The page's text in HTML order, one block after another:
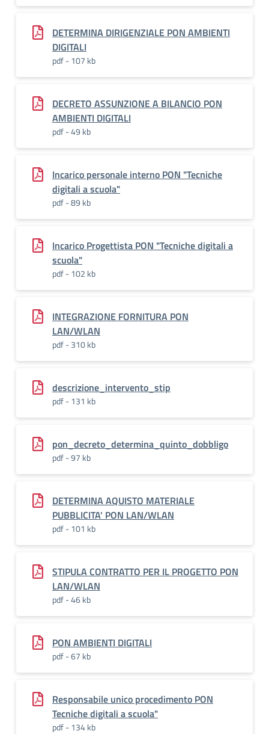
DETERMINA DIRIGENZIALE PON AMBIENTI
DIGITALI
pdf - 107 kb
DECRETO ASSUNZIONE A BILANCIO PON
AMBIENTI DIGITALI
pdf - 49 kb
Incarico personale interno PON "Tecniche
digitali a scuola"
pdf - 89 kb
Incarico Progettista PON "Tecniche digitali a
scuola"
pdf - 102 kb
INTEGRAZIONE FORNITURA PON
LAN/WLAN
pdf - 310 kb
descrizione_intervento_stip
pdf - 131 kb
pon_decreto_determina_quinto_dobbligo
pdf - 97 kb
DETERMINA AQUISTO MATERIALE
PUBBLICITA' PON LAN/WLAN
pdf - 101 kb
STIPULA CONTRATTO PER IL PROGETTO PON
LAN/WLAN
pdf - 46 kb
PON AMBIENTI DIGITALI
pdf - 67 kb
Responsabile unico procedimento PON
Tecniche digitali a scuola"
pdf - 134 kb